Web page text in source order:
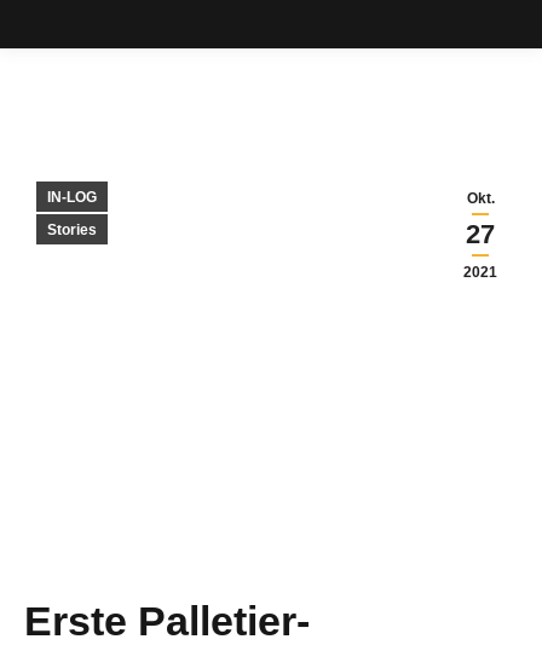
Okt.
27
2021
IN-LOG
Stories
Erste Palletier-